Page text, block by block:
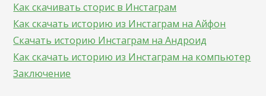
Как скачивать сторис в Инстаграм
Как скачать историю из Инстаграм на Айфон
Скачать историю Инстаграм на Андроид
Как скачать историю из Инстаграм на компьютер
Заключение